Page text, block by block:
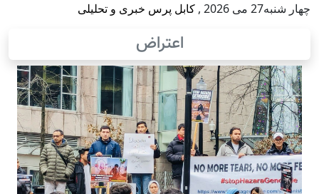
چهار شنبه27 می 2026 , کابل پرس خبری و تحلیلی
اعتراض